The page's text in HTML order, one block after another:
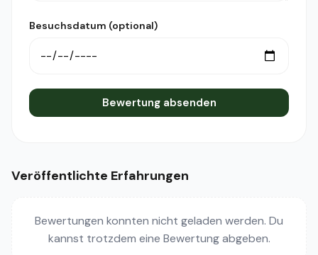
Besuchsdatum (optional)
Bewertung absenden
Veröffentlichte Erfahrungen
Bewertungen konnten nicht geladen werden. Du
kannst trotzdem eine Bewertung abgeben.